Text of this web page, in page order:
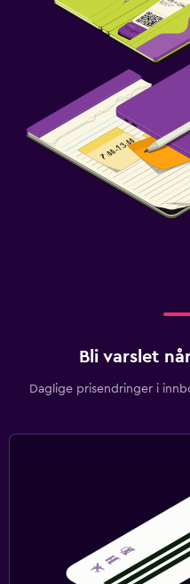
Bli varslet
Daglige prisendringer i